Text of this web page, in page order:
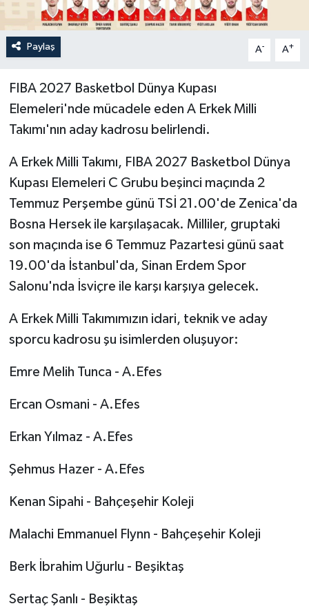
Paylaş A- A+
FIBA 2027 Basketbol Dünya Kupası
Elemeleri'nde mücadele eden A Erkek Milli
Takımı'nın aday kadrosu belirlendi.
A Erkek Milli Takımı, FIBA 2027 Basketbol Dünya
Kupası Elemeleri C Grubu beşinci maçında 2
Temmuz Perşembe günü TSİ 21.00'de Zenica'da
Bosna Hersek ile karşılaşacak. Milliler, gruptaki
son maçında ise 6 Temmuz Pazartesi günü saat
19.00'da İstanbul'da, Sinan Erdem Spor
Salonu'nda İsviçre ile karşı karşıya gelecek.
A Erkek Milli Takımımızın idari, teknik ve aday
sporcu kadrosu şu isimlerden oluşuyor:
Emre Melih Tunca - A.Efes
Ercan Osmani - A.Efes
Erkan Yılmaz - A.Efes
Şehmus Hazer - A.Efes
Kenan Sipahi - Bahçeşehir Koleji
Malachi Emmanuel Flynn - Bahçeşehir Koleji
Berk İbrahim Uğurlu - Beşiktaş
Sertaç Şanlı - Beşiktaş
SPOR